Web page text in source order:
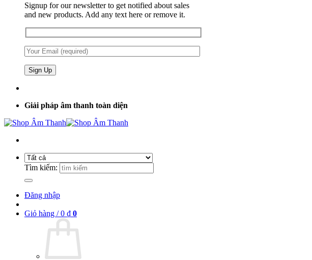
Signup for our newsletter to get notified about sales
and new products. Add any text here or remove it.
Giải pháp âm thanh toàn diện
Tìm kiếm:
Đăng nhập
Giỏ hàng /0 ₫ 0